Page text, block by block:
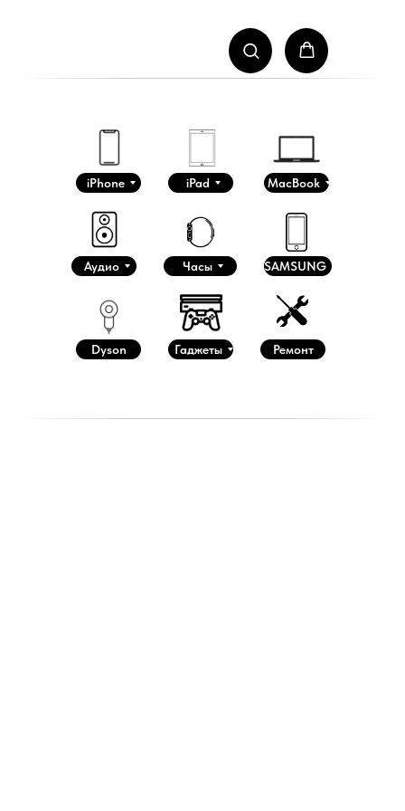
iPhone iPad MacBook
Аудио Часы
Dyson Гаджеты
SAMSUNG
Ремонт